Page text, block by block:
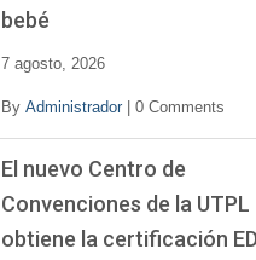
bebé
7 agosto, 2026
By Administrador 0 Comments
El nuevo Centro de
Convenciones de la UTPL
obtiene la certificación